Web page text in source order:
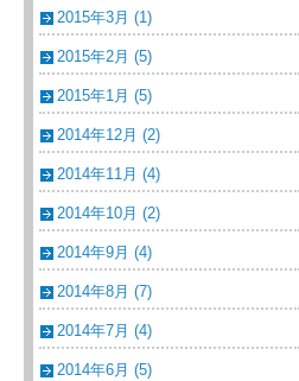
2015年3月 (1)
2015年2月 (5)
2015年1月 (5)
2014年12月 (2)
2014年11月 (4)
2014年10月 (2)
2014年9月 (4)
2014年8月 (7)
2014年7月 (4)
2014年6月 (5)